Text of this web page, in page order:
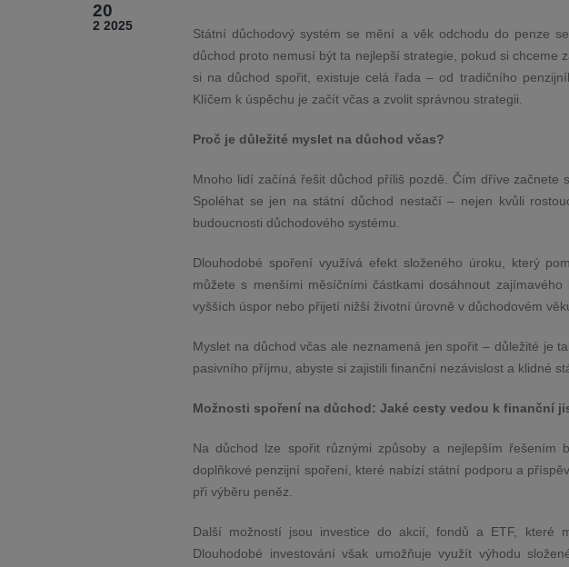
20
2 2025
Státní důchodový systém se mění a věk odchodu do penze
důchod proto nemusí být ta nejlepší strategie, pokud si chceme
si na důchod spořit, existuje celá řada – od tradičního
Klíčem k úspěchu je začít včas a zvolit správnou strategii.
Proč je důležité myslet na důchod včas?
Mnoho lidí začíná řešit důchod příliš pozdě. Čím dříve začnete
Spoléhat se jen na státní důchod nestačí – nejen kvůli
budoucnosti důchodového systému.
Dlouhodobé spoření využívá efekt složeného úroku, který
můžete s menšími měsíčními částkami dosáhnout
vyšších úspor nebo přijetí nižší životní úrovně v důchodovém
Myslet na důchod včas ale neznamená jen spořit – důležité je
pasivního příjmu, abyste si zajistili finanční nezávislost a klidné
Možnosti spoření na důchod: Jaké cesty vedou k finanční
Na důchod lze spořit různými způsoby a nejlepším řešením
doplňkové penzijní spoření, které nabízí státní podporu a
při výběru peněz.
Další možností jsou investice do akcií, fondů a ETF, které
Dlouhodobé investování však umožňuje využít výhodu